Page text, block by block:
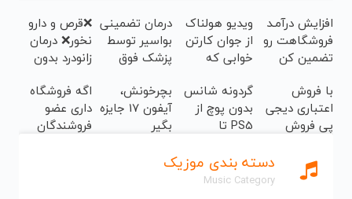
افزایش درآمـد
فروشگاهت رو
تضمین کن
ویدیو هولناک
از جوان کارتن
خوابی که
آموزش رایگان
درمان تضمینی
بواسیر توسط
پزشک فوق
بازگشت
❌قرص‌ و دارو
نخور❌ درمان
زانودرد بدون
با فروش
اعتباری دیجی
پی فروش
بالاببر
گردونه شانس
بدون پوچ از
PS5 تا
بیت کوین 🔥
بچرخونش،
آیفون 17 جایزه
بگیر
اگه فروشگاه
داری عضو
فروشندگان
دانلود آهنگ های مهدی یراحی | Mehdi Yarahi
16 جولای 18